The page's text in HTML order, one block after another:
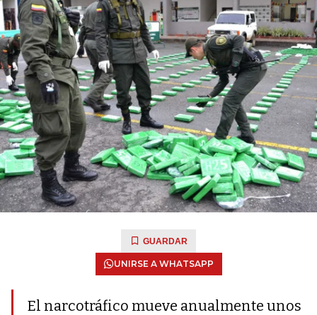
GUARDAR
UNIRSE A WHATSAPP
El narcotráfico mueve anualmente unos